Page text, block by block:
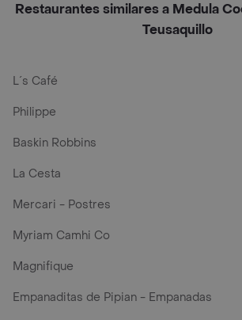
Restaurantes similares a Medula
Teusaquillo
L´s Café
Philippe
Baskin Robbins
La Cesta
Mercari - Postres
Myriam Camhi Co
Magnifique
Empanaditas de Pipian - Empanadas